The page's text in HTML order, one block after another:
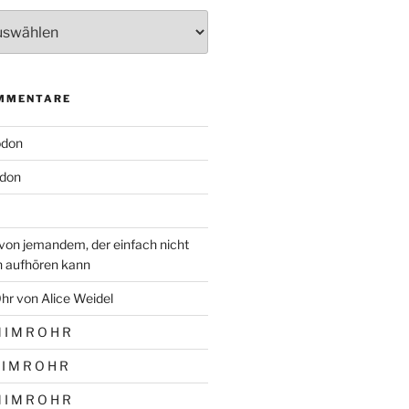
jemandem, der einfach nicht
aufhören kann
von Alice Weidel
I M R O H R
M R O H R
I M R O H R